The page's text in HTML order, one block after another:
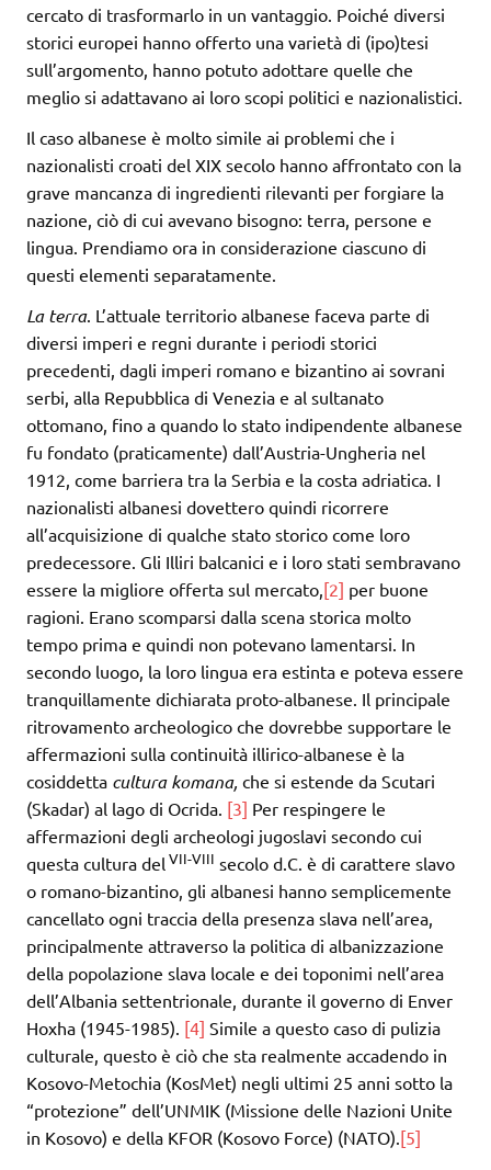
cercato di trasformarlo in un vantaggio. Poiché diversi
storici europei hanno offerto una varietà di (ipo)tesi
sull’argomento, hanno potuto adottare quelle che
meglio si adattavano ai loro scopi politici e nazionalistici.
Il caso albanese è molto simile ai problemi che i
nazionalisti croati del XIX secolo hanno affrontato con la
grave mancanza di ingredienti rilevanti per forgiare la
nazione, ciò di cui avevano bisogno: terra, persone e
lingua. Prendiamo ora in considerazione ciascuno di
questi elementi separatamente.
La terra. L’attuale territorio albanese faceva parte di
diversi imperi e regni durante i periodi storici
precedenti, dagli imperi romano e bizantino ai sovrani
serbi, alla Repubblica di Venezia e al sultanato
ottomano, fino a quando lo stato indipendente albanese
fu fondato (praticamente) dall’Austria-Ungheria nel
1912, come barriera tra la Serbia e la costa adriatica. I
nazionalisti albanesi dovettero quindi ricorrere
all’acquisizione di qualche stato storico come loro
predecessore. Gli Illiri balcanici e i loro stati sembravano
essere la migliore offerta sul mercato,[2] per buone
ragioni. Erano scomparsi dalla scena storica molto
tempo prima e quindi non potevano lamentarsi. In
secondo luogo, la loro lingua era estinta e poteva essere
tranquillamente dichiarata proto-albanese. Il principale
ritrovamento archeologico che dovrebbe supportare le
affermazioni sulla continuità illirico-albanese è la
cosiddetta cultura komana, che si estende da Scutari
(Skadar) al lago di Ocrida. [3] Per respingere le
affermazioni degli archeologi jugoslavi secondo cui
questa cultura delVII-VIII secolo d.C. è di carattere slavo
o romano-bizantino, gli albanesi hanno semplicemente
cancellato ogni traccia della presenza slava nell’area,
principalmente attraverso la politica di albanizzazione
della popolazione slava locale e dei toponimi nell’area
dell’Albania settentrionale, durante il governo di Enver
Hoxha (1945-1985). [4] Simile a questo caso di pulizia
culturale, questo è ciò che sta realmente accadendo in
Kosovo-Metochia (KosMet) negli ultimi 25 anni sotto la
“protezione” dell’UNMIK (Missione delle Nazioni Unite
in Kosovo) e della KFOR (Kosovo Force) (NATO).[5]